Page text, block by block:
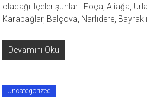
olacağı ilçeler şunlar : Foça, Aliağa,
Karabağlar, Balçova, Narlıdere,
Devamını Oku
Uncategorized